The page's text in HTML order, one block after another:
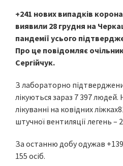
+241 нових випадків
виявили 28 грудня на
пандемії усього
Про це повідомляє
Сергійчук.
З лабораторно
лікуються зараз 7 397
лікуванні на ковідних
штучної вентиляції легень –
За останню добу одужав
155 осіб.